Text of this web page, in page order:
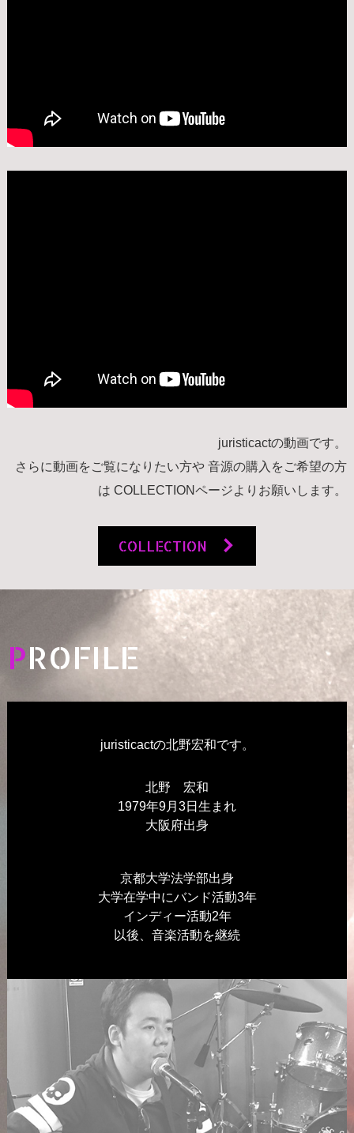
juristicactの動画です。
さらに動画をご覧になりたい方や 音源の購入をご希望の方
は COLLECTIONページよりお願いします。
COLLECTION
PROFILE
juristicactの北野宏和です。
北野 宏和
1979年9月3日生まれ
大阪府出身
京都大学法学部出身
大学在学中にバンド活動3年
インディー活動2年
以後、音楽活動を継続